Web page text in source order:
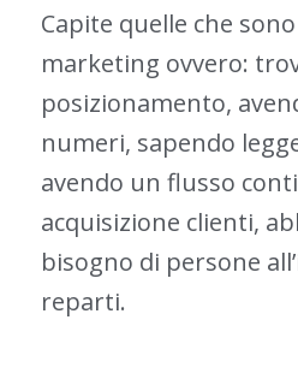
Capite quelle che
marketing ovvero:
posizionamento,
numeri, sapendo
avendo un flusso
acquisizione clienti,
bisogno di persone
reparti.